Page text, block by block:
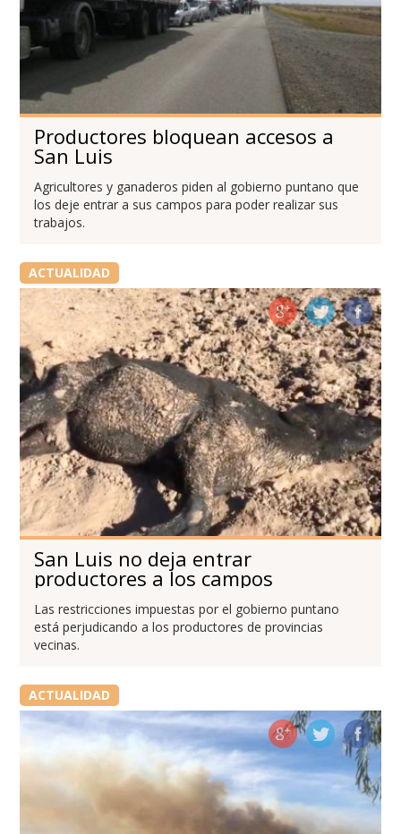
Productores bloquean accesos a
San Luis
Agricultores y ganaderos piden al gobierno puntano que
los deje entrar a sus campos para poder realizar sus
trabajos.
ACTUALIDAD
San Luis no deja entrar
productores a los campos
Las restricciones impuestas por el gobierno puntano
está perjudicando a los productores de provincias
vecinas.
ACTUALIDAD